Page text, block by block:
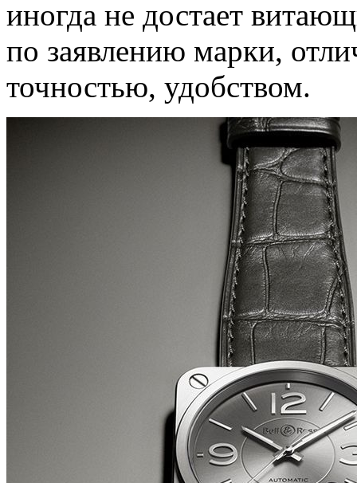
иногда не достает
по заявлению марки,
точностью, удобством.